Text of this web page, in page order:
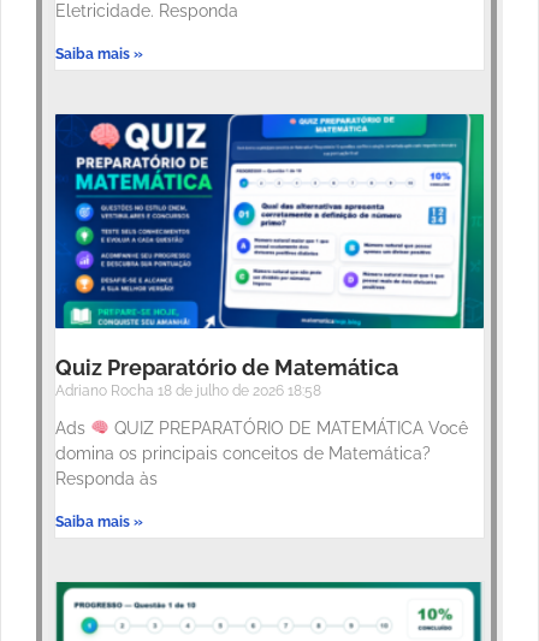
Eletricidade. Responda
Saiba mais »
Quiz Preparatório de Matemática
Adriano Rocha 18 de julho de 2026 18:58
Ads
QUIZ PREPARATÓRIO DE MATEMÁTICA Você
domina os principais conceitos de Matemática?
Responda às
Saiba mais »